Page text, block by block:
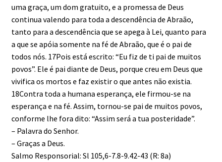
uma graça, um dom gratuito, e a promessa de Deus
continua valendo para toda a descendência de Abraão,
tanto para a descendência que se apega à Lei, quanto para
a que se apóia somente na fé de Abraão, que é o pai de
todos nós. 17Pois está escrito: “Eu fiz de ti pai de muitos
povos”. Ele é pai diante de Deus, porque creu em Deus que
vivifica os mortos e faz existir o que antes não existia.
18Contra toda a humana esperança, ele firmou-se na
esperança e na fé. Assim, tornou-se pai de muitos povos,
conforme lhe fora dito: “Assim será a tua posteridade”.
– Palavra do Senhor.
– Graças a Deus.
Salmo Responsorial: Sl 105,6-7.8-9.42-43 (R: 8a)